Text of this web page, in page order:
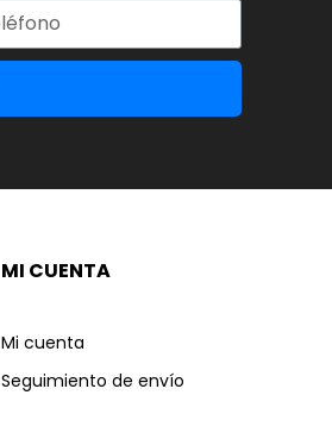
MI CUENTA
Mi cuenta
Seguimiento de envío